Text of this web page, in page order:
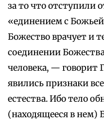
за то что отступили
«единением с
Божество врачует и
соединении
человека, — говорит
явились признаки
естества. Ибо тело
(находящееся в нем)